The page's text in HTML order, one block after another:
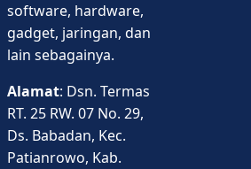
software, hardware,
gadget, jaringan, dan
lain sebagainya.
Alamat: Dsn. Termas
RT. 25 RW. 07 No. 29,
Ds. Babadan, Kec.
Patianrowo, Kab.